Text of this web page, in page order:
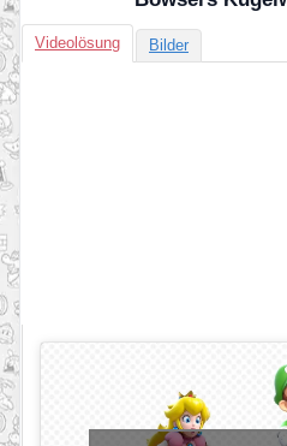
Videolösung Bilder